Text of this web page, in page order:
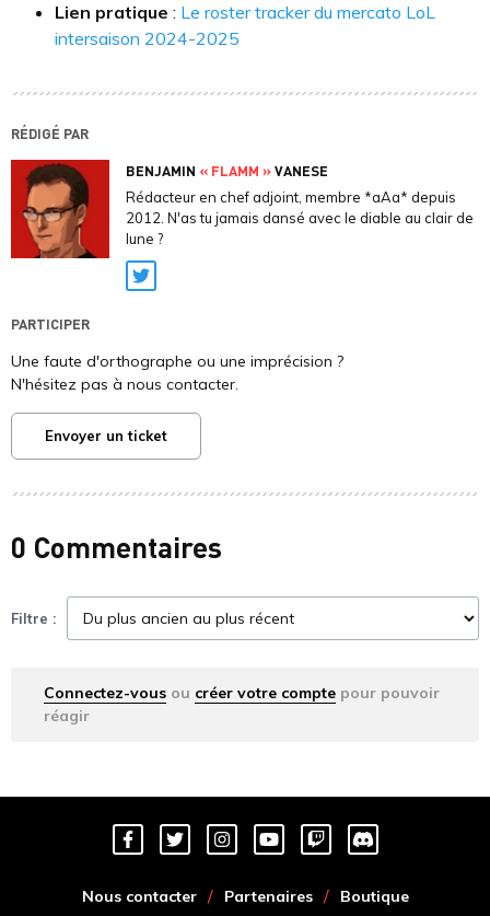
Lien pratique : Le roster tracker du mercato LoL
intersaison 2024-2025
RÉDIGÉ PAR
BENJAMIN « FLAMM »VANESE
Rédacteur en chef adjoint, membre *aAa* depuis
2012. N'as tu jamais dansé avec le diable au clair de
lune ?
Twitter
PARTICIPER
Une faute d'orthographe ou une imprécision ?
N'hésitez pas à nous contacter.
Envoyer un ticket
0 Commentaires
Filtre :
Connectez-vous ou créer votre compte pour pouvoir
réagir
Nous contacter Partenaires
Boutique